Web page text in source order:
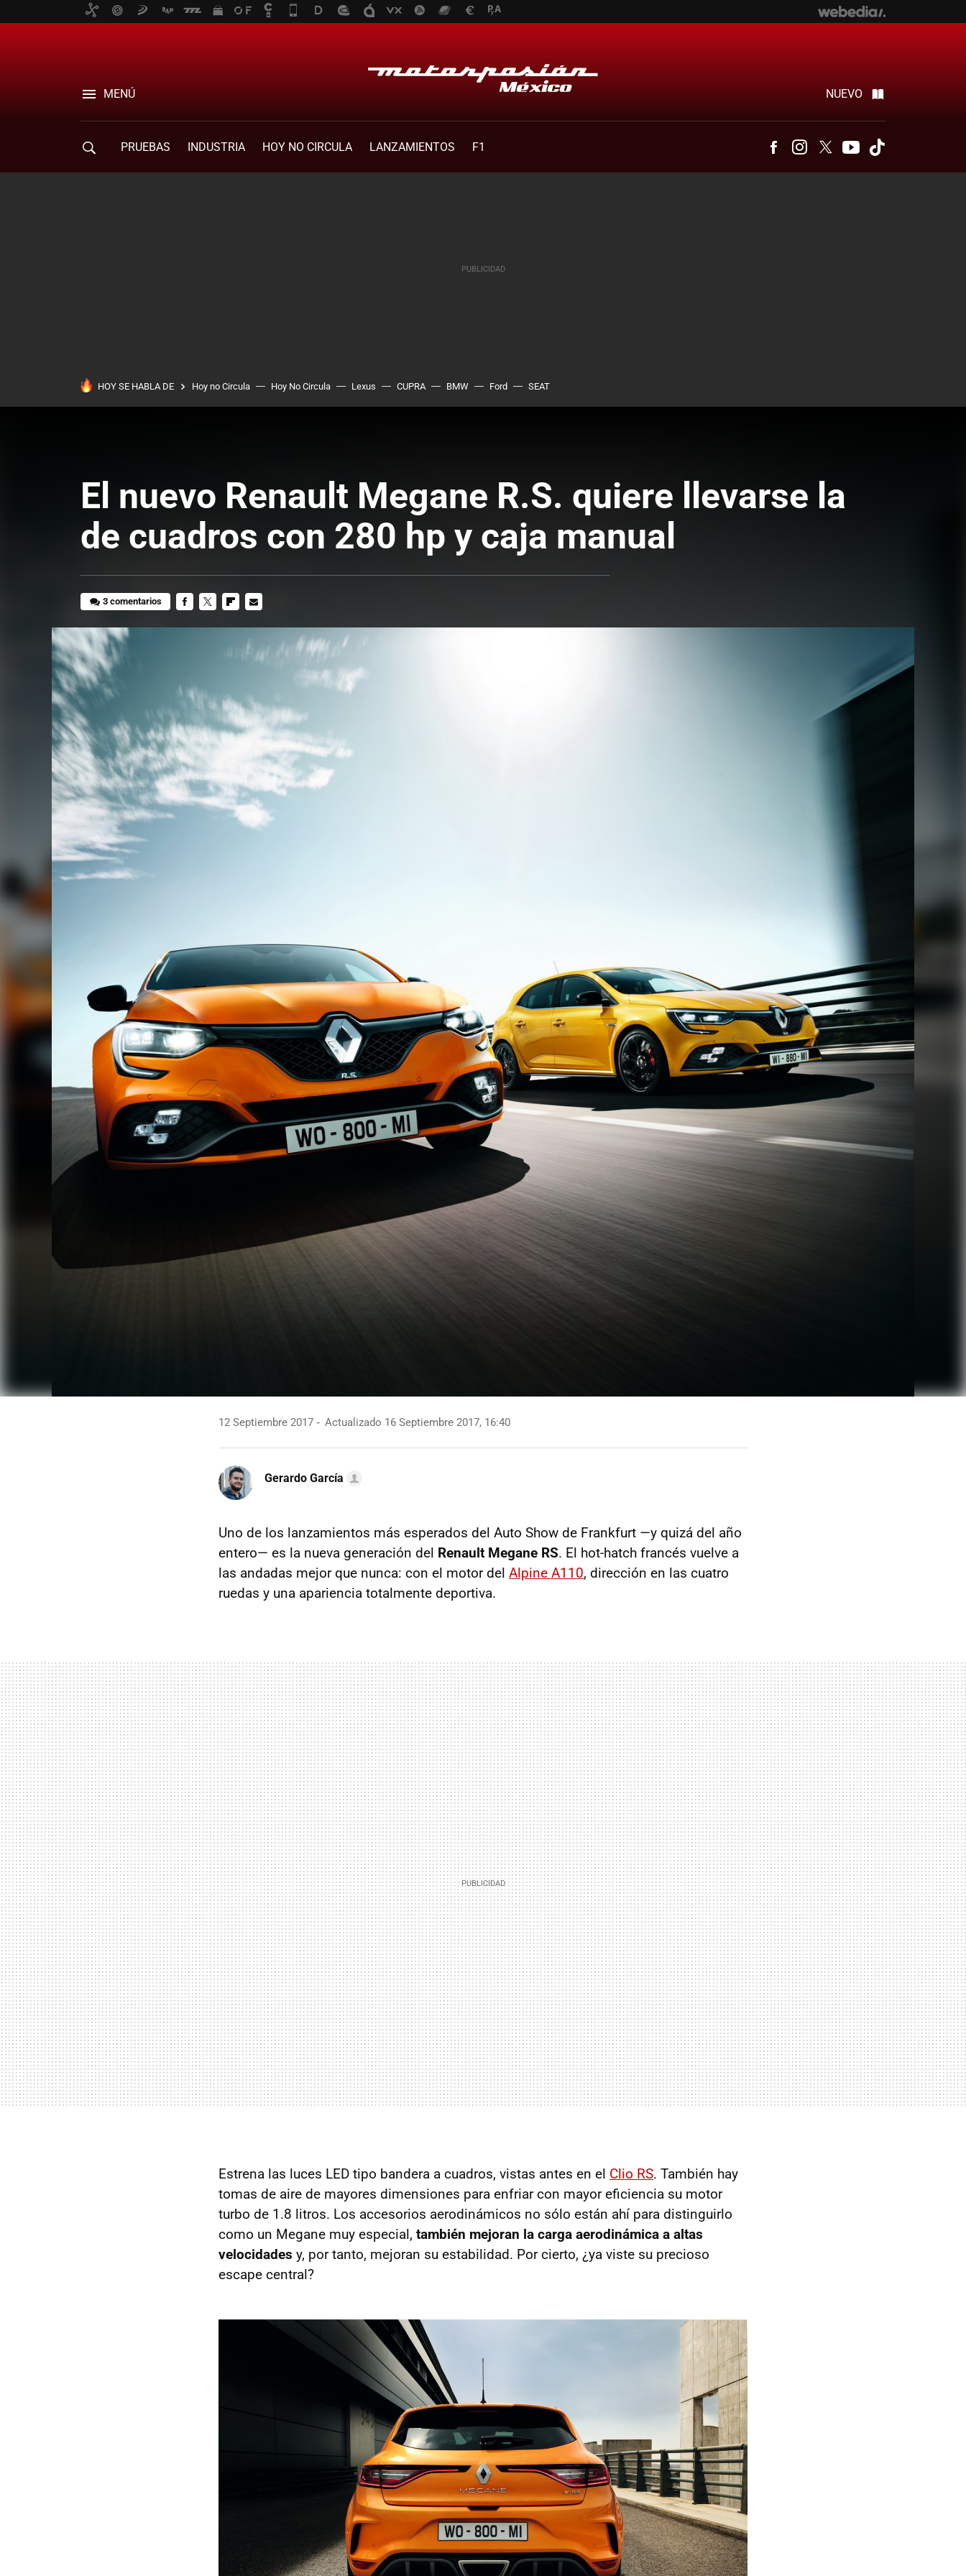
MENÚ NUEVO
PRUEBAS INDUSTRIA HOY NO CIRCULA LANZAMIENTOS F1 FacebookInstagram
Twitter Youtube
HOY SE HABLA DE Hoy no Circula Hoy No Circula Lexus CUPRA BMW Ford SEAT
El nuevo Renault Megane R.S. quiere llevarse la
de cuadros con 280 hp y caja manual
3 comentarios
12 Septiembre 2017 Actualizado 16 Septiembre 2017, 16:40
Gerardo García
Uno de los lanzamientos más esperados del Auto Show de Frankfurt —y quizá del año
entero— es la nueva generación del Renault Megane RS. El hot-hatch francés vuelve a
las andadas mejor que nunca: con el motor del Alpine A110, dirección en las cuatro
ruedas y una apariencia totalmente deportiva.
Estrena las luces LED tipo bandera a cuadros, vistas antes en el Clio RS. También hay
tomas de aire de mayores dimensiones para enfriar con mayor eficiencia su motor
turbo de 1.8 litros. Los accesorios aerodinámicos no sólo están ahí para distinguirlo
como un Megane muy especial, también mejoran la carga aerodinámica a altas
velocidades y, por tanto, mejoran su estabilidad. Por cierto, ¿ya viste su precioso
escape central?